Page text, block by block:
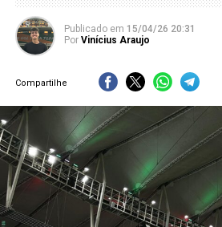
Publicado em 15/04/26 20:31
Por Vinícius Araujo
Compartilhe